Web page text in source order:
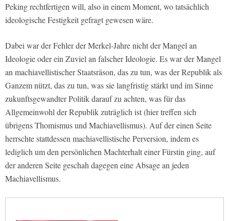
Peking rechtfertigen will, also in einem Moment, wo tatsächlich
ideologische Festigkeit gefragt gewesen wäre.
Dabei war der Fehler der Merkel-Jahre nicht der Mangel an
Ideologie oder ein Zuviel an falscher Ideologie. Es war der Mangel
an machiavellistischer Staatsräson, das zu tun, was der Republik als
Ganzem nützt, das zu tun, was sie langfristig stärkt und im Sinne
zukunftsgewandter Politik darauf zu achten, was für das
Allgemeinwohl der Republik zuträglich ist (hier treffen sich
übrigens Thomismus und Machiavellismus). Auf der einen Seite
herrschte stattdessen machiavellistische Perversion, indem es
lediglich um den persönlichen Machterhalt einer Fürstin ging, auf
der anderen Seite geschah dagegen eine Absage an jeden
Machiavellismus.